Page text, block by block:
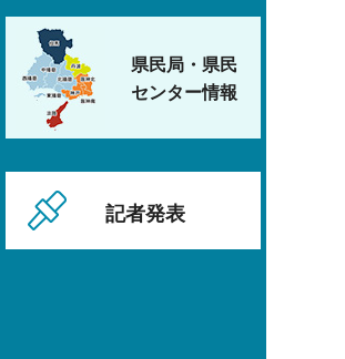
県民局・県民
センター情報
記者発表